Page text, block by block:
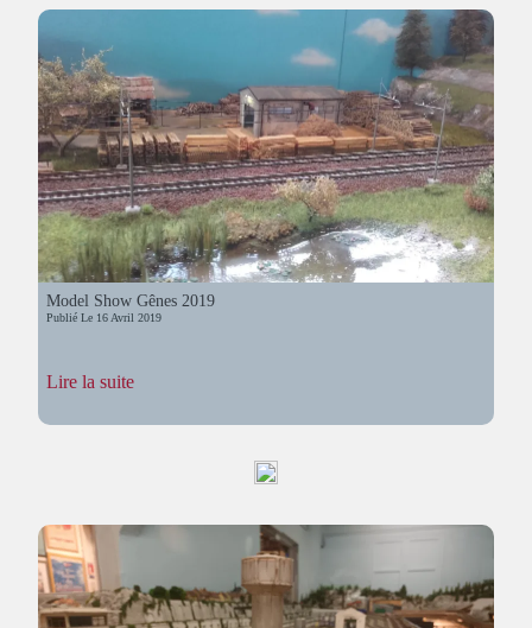
Model Show Gênes 2019
Publié Le 16 Avril 2019
Lire la suite:
Show